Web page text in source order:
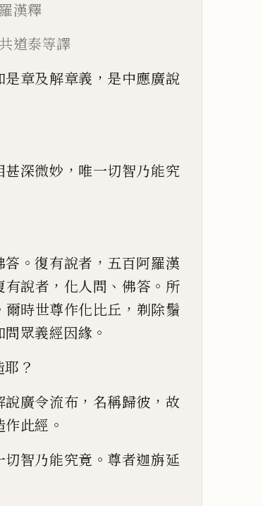
漢釋
共道泰等譯
是章及解章義 ， 是中應廣說
甚深微妙 ， 唯一切智乃能究
答 。復有說者 ， 五百阿羅漢
有說者 ， 化人問 、佛答 。 所
爾時世尊作化比丘 ， 剃除鬚
問眾義經因緣 。
耶 ？
說廣令流布 ， 名稱歸彼 ， 故
作此經 。
切智乃能究竟 。 尊者迦旃延